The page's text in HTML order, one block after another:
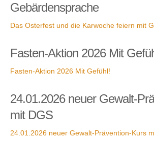
Gebärdensprache
Das Osterfest und die Karwoche feiern mit
Fasten-Aktion 2026 Mit
Fasten-Aktion 2026 Mit Gefühl!
24.01.2026 neuer Gewalt-
mit DGS
24.01.2026 neuer Gewalt-Prävention-Kurs